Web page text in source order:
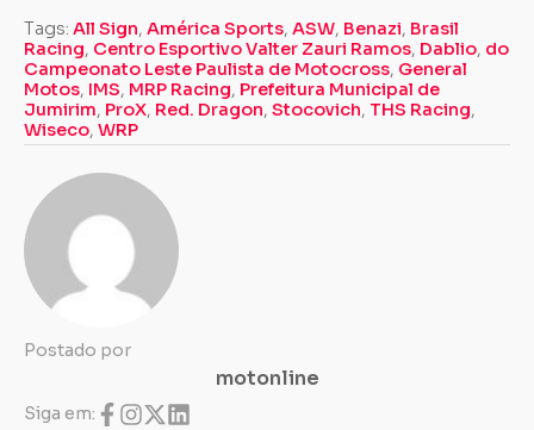
Tags: All Sign, América Sports, ASW, Benazi, Brasil
Racing, Centro Esportivo Valter Zauri Ramos, Dablio, do
Campeonato Leste Paulista de Motocross, General
Motos, IMS, MRP Racing, Prefeitura Municipal de
Jumirim, ProX, Red. Dragon, Stocovich, THS Racing,
Wiseco, WRP
Postado por
motonline
Siga em: